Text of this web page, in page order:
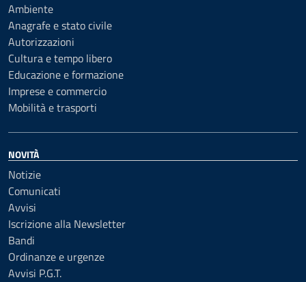
Ambiente
Anagrafe e stato civile
Autorizzazioni
Cultura e tempo libero
Educazione e formazione
Imprese e commercio
Mobilità e trasporti
NOVITÀ
Notizie
Comunicati
Avvisi
Iscrizione alla Newsletter
Bandi
Ordinanze e urgenze
Avvisi P.G.T.